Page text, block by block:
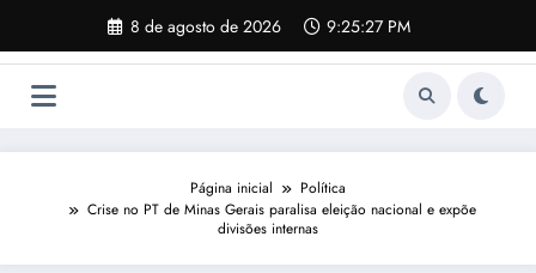
o
8 de agosto de 2026 9:25:28 PM
Página inicial
Política
Crise no PT de Minas Gerais paralisa eleição nacional e expõe
divisões internas